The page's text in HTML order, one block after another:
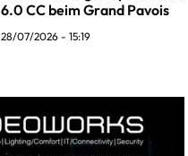
6.0 CC beim Grand Pavois
28/07/2026 - 15:19